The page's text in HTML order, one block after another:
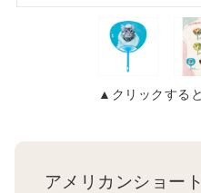
▲クリックする
アメリカンショー